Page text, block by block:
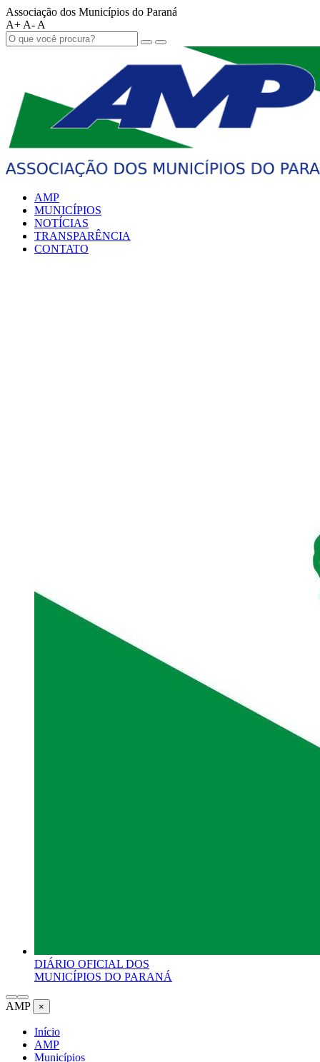
Associação dos Municípios do Paraná
A+ A- A
AMP
MUNICÍPIOS
NOTÍCIAS
TRANSPARÊNCIA
CONTATO
DIÁRIO OFICIAL DOS
MUNICÍPIOS DO PARANÁ
AMP ×
Início
AMP
Municípios